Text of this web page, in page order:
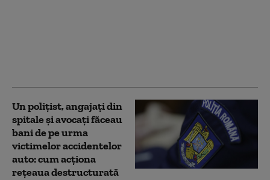
Un polițist, angajați din
spitale și avocați făceau
bani de pe urma
victimelor accidentelor
auto: cum acționa
rețeaua destructurată